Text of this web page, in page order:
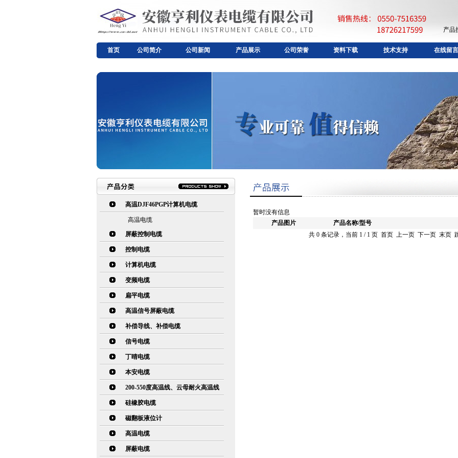
产品
首页 公司简介 公司新闻 产品展示 公司荣誉 资料下载 技术支持 在线留言
高温DJF46PGP计算机电缆
高温电缆
屏蔽控制电缆
控制电缆
计算机电缆
变频电缆
扁平电缆
高温信号屏蔽电缆
补偿导线、补偿电缆
信号电缆
丁晴电缆
本安电缆
200-550度高温线、云母耐火高温线
硅橡胶电缆
磁翻板液位计
高温电缆
屏蔽电缆
暂时没有信息
产品图片
产品名称/型号
共 0 条记录，当前 1 / 1 页 首页 上一页 下一页 末页